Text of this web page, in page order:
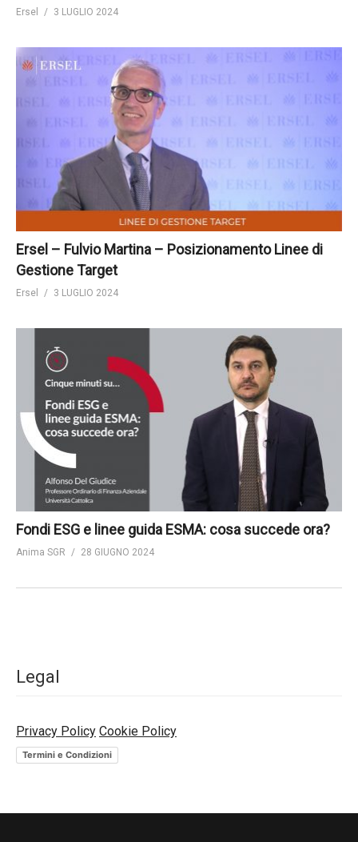
Ersel 3 LUGLIO 2024
Ersel – Fulvio Martina – Posizionamento Linee di
Gestione Target
Ersel 3 LUGLIO 2024
Fondi ESG e linee guida ESMA: cosa succede ora?
Anima SGR 28 GIUGNO 2024
Legal
Privacy Policy Cookie Policy
Termini e Condizioni